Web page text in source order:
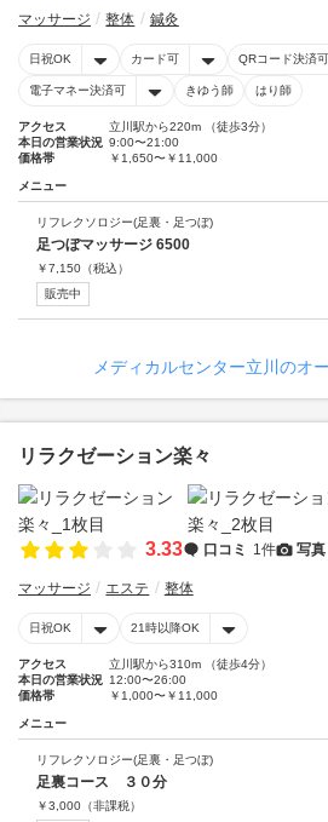
マッサージ 整体 鍼灸
日祝OK カード可 QRコード決済可
電子マネー決済可 きゆう師 はり師
アクセス
立川駅から220m （徒歩3分）
本日の営業状況 9:00〜21:00
価格帯
￥1,650〜￥11,000
メニュー
リフレクソロジー(足裏・足つぼ)
足つぼマッサージ 6500
￥7,150 （税込）
販売中
メディカルセンター立川のオ
リラクゼーション楽々
3.33 口コミ 1件 写真
マッサージ エステ 整体
日祝OK 21時以降OK
アクセス
立川駅から310m （徒歩4分）
本日の営業状況 12:00〜26:00
価格帯
￥1,000〜￥11,000
メニュー
リフレクソロジー(足裏・足つぼ)
足裏コース ３０分
￥3,000 （非課税）